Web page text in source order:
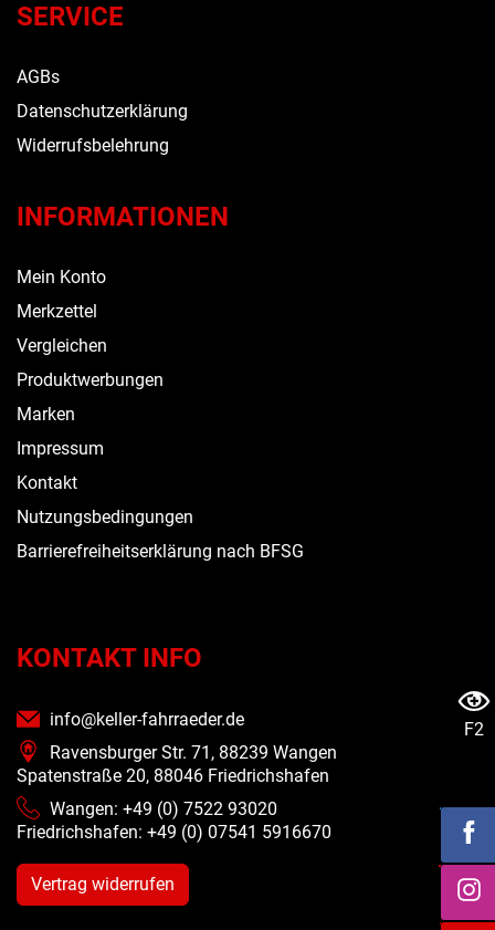
SERVICE
AGBs
Datenschutzerklärung
Widerrufsbelehrung
INFORMATIONEN
Mein Konto
Merkzettel
Vergleichen
Produktwerbungen
Marken
Impressum
Kontakt
Nutzungsbedingungen
Barrierefreiheitserklärung nach BFSG
KONTAKT INFO
info@keller-fahrraeder.de
Ravensburger Str. 71, 88239 Wangen
Spatenstraße 20, 88046 Friedrichshafen
Wangen: +49 (0) 7522 93020
Friedrichshafen: +49 (0) 07541 5916670
Vertrag widerrufen
F2